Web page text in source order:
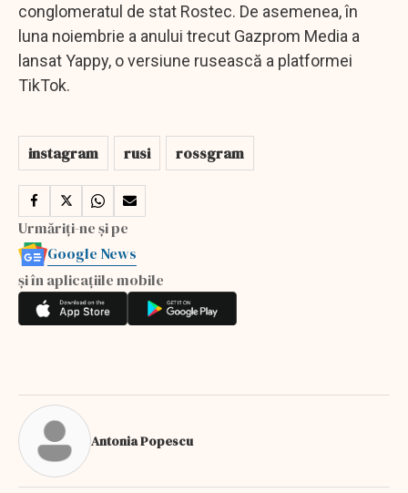
conglomeratul de stat Rostec. De asemenea, în
luna noiembrie a anului trecut Gazprom Media a
lansat Yappy, o versiune rusească a platformei
TikTok.
instagram rusi rossgram
Urmăriți-ne și pe
Google News
și în aplicațiile mobile
Antonia Popescu